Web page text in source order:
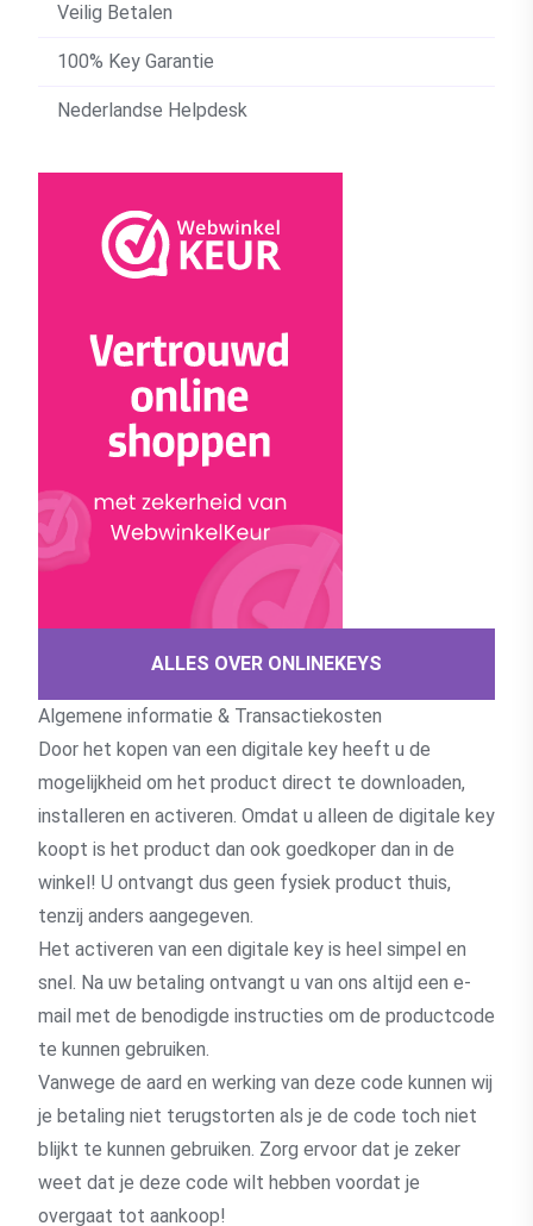
Veilig Betalen
100% Key Garantie
Nederlandse Helpdesk
ALLES OVER ONLINEKEYS
Algemene informatie & Transactiekosten
Door het kopen van een digitale key heeft u de
mogelijkheid om het product direct te downloaden,
installeren en activeren. Omdat u alleen de digitale key
koopt is het product dan ook goedkoper dan in de
winkel! U ontvangt dus geen fysiek product thuis,
tenzij anders aangegeven.
Het activeren van een digitale key is heel simpel en
snel. Na uw betaling ontvangt u van ons altijd een e-
mail met de benodigde instructies om de productcode
te kunnen gebruiken.
Vanwege de aard en werking van deze code kunnen wij
je betaling niet terugstorten als je de code toch niet
blijkt te kunnen gebruiken. Zorg ervoor dat je zeker
weet dat je deze code wilt hebben voordat je
overgaat tot aankoop!